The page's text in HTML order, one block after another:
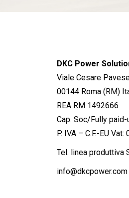
DKC Power
Viale Cesare
00144 Roma (RM)
REA RM 1492666
Cap. Soc/Fully paid-
P. IVA – C.F.-EU
Tel. linea produttiva
info@dkcpower.com